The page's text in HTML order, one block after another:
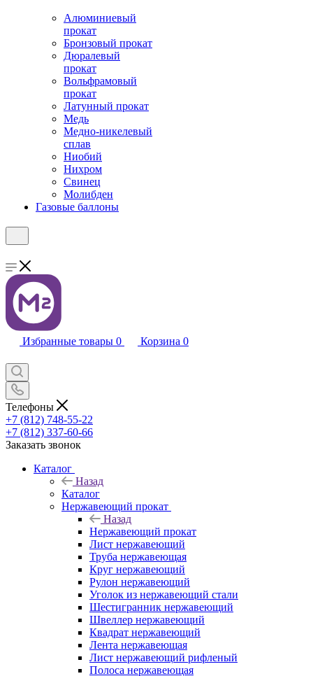
Алюминиевый
прокат
Бронзовый прокат
Дюралевый
прокат
Вольфрамовый
прокат
Латунный прокат
Медь
Медно-никелевый
сплав
Ниобий
Нихром
Свинец
Молибден
Газовые баллоны
Избранные товары 0 Корзина 0
Телефоны
+7 (812) 748-55-22
+7 (812) 337-60-66
Заказать звонок
Каталог
Назад
Каталог
Нержавеющий прокат
Назад
Нержавеющий прокат
Лист нержавеющий
Труба нержавеющая
Круг нержавеющий
Рулон нержавеющий
Уголок из нержавеющий стали
Шестигранник нержавеющий
Швеллер нержавеющий
Квадрат нержавеющий
Лента нержавеющая
Лист нержавеющий рифленый
Полоса нержавеющая